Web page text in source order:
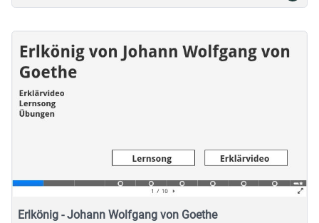
Erlkönig - Johann Wolfgang von Goethe